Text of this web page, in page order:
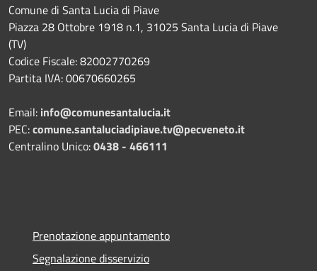
Comune di Santa Lucia di Piave
Piazza 28 Ottobre 1918 n.1, 31025 Santa Lucia di Piave
(TV)
Codice Fiscale: 82002770269
Partita IVA: 00670660265
Email: info@comunesantalucia.it
PEC:comune.santaluciadipiave.tv@pecveneto.it
Centralino Unico:0438 - 466111
Prenotazione appuntamento
Segnalazione disservizio